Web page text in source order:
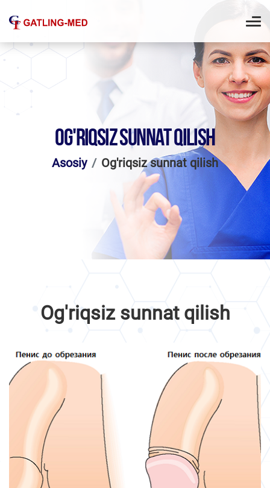
OG'RIQSIZ SUNNAT QILISH
Asosiy Og'riqsiz sunnat qilish
Og'riqsiz sunnat qilish